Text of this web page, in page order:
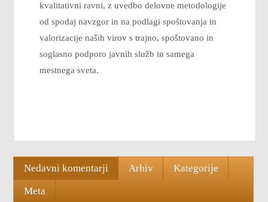
kvalitativni ravni, z uvedbo delovne metodologije
od spodaj navzgor in na podlagi spoštovanja in
valorizacije naših virov s trajno, spoštovano in
soglasno podporo javnih služb in samega
mestnega sveta.
Nedavni komentarji Arhiv Kategorije
Meta